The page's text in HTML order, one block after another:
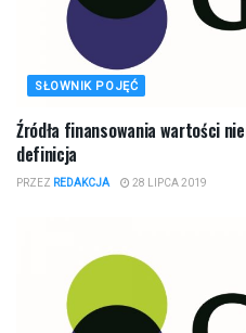
SŁOWNIK POJĘĆ
Źródła finansowania wartości
definicja
PRZEZ REDAKCJA 28 LIPCA 2019